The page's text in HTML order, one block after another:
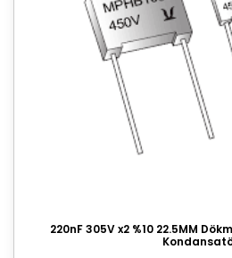
220nF 305V x2 %10 22.5MM